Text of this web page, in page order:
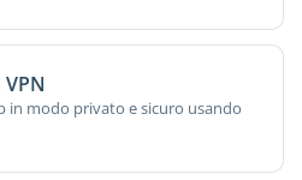
in modo privato e sicuro usando